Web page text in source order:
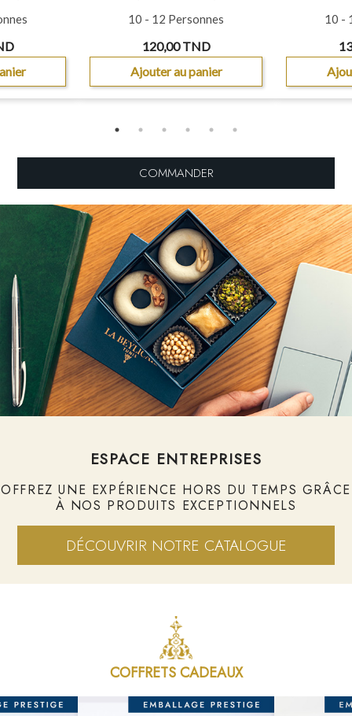
10 - 12 Personnes
120,00 TND
Ajouter au panier
10 -
COMMANDER
ESPACE ENTREPRISES
OFFREZ UNE EXPÉRIENCE HORS DU TEMPS GRÂCE
À NOS PRODUITS EXCEPTIONNELS
DÉCOUVRIR NOTRE CATALOGUE
COFFRETS CADEAUX